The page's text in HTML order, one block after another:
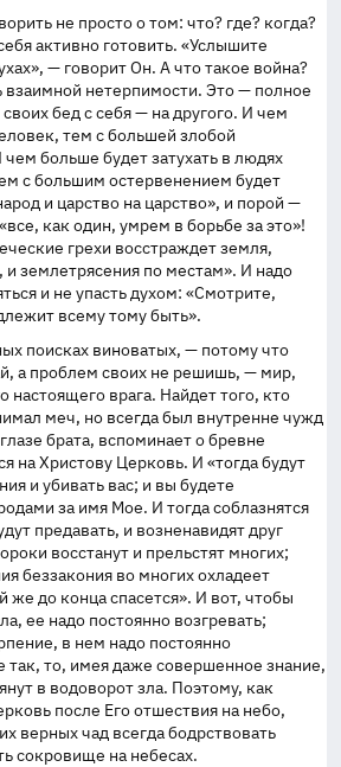
не просто о том: что? где? когда?
активно готовить. «Услышите
— говорит Он. А что такое война?
взаимной нетерпимости. Это — полное
бед с себя — на другого. И чем
тем с большей злобой
чем больше будет затухать в людях
с большим остервенением будет
и царство на царство», и порой —
как один, умрем в борьбе за это»!
грехи восстраждет земля,
и землетрясения по местам». И надо
и не упасть духом: «Смотрите,
всему тому быть».
поисках виноватых, — потому что
а проблем своих не решишь, — мир,
настоящего врага. Найдет того, кто
меч, но всегда был внутренне чужд
брата, вспоминает о бревне
на Христову Церковь. И «тогда будут
и убивать вас; и вы будете
за имя Мое. И тогда соблазнятся
предавать, и возненавидят друг
восстанут и прельстят многих;
беззакония во многих охладеет
до конца спасется». И вот, чтобы
ее надо постоянно возгревать;
в нем надо постоянно
так, то, имея даже совершенное знание,
в водоворот зла. Поэтому, как
после Его отшествия на небо,
верных чад всегда бодрствовать
сокровище на небесах.